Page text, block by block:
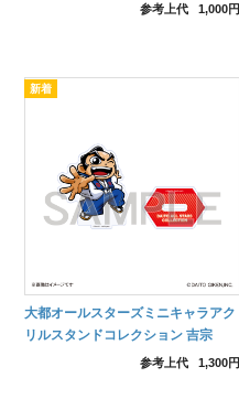
参考上代 1,000円
大都オールスターズミニキャラアク
リルスタンドコレクション 吉宗
参考上代 1,300円